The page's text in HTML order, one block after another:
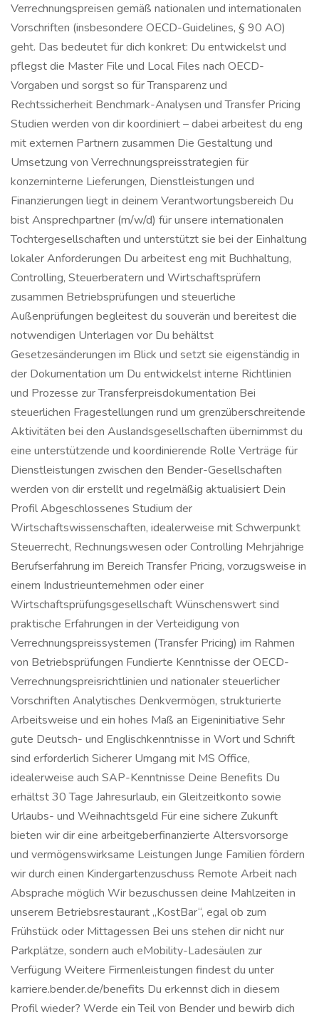
Verrechnungspreisen gemäß nationalen und internationalen
Vorschriften (insbesondere OECD-Guidelines, § 90 AO)
geht. Das bedeutet für dich konkret: Du entwickelst und
pflegst die Master File und Local Files nach OECD-
Vorgaben und sorgst so für Transparenz und
Rechtssicherheit Benchmark-Analysen und Transfer Pricing
Studien werden von dir koordiniert – dabei arbeitest du eng
mit externen Partnern zusammen Die Gestaltung und
Umsetzung von Verrechnungspreisstrategien für
konzerninterne Lieferungen, Dienstleistungen und
Finanzierungen liegt in deinem Verantwortungsbereich Du
bist Ansprechpartner (m/w/d) für unsere internationalen
Tochtergesellschaften und unterstützt sie bei der Einhaltung
lokaler Anforderungen Du arbeitest eng mit Buchhaltung,
Controlling, Steuerberatern und Wirtschaftsprüfern
zusammen Betriebsprüfungen und steuerliche
Außenprüfungen begleitest du souverän und bereitest die
notwendigen Unterlagen vor Du behältst
Gesetzesänderungen im Blick und setzt sie eigenständig in
der Dokumentation um Du entwickelst interne Richtlinien
und Prozesse zur Transferpreisdokumentation Bei
steuerlichen Fragestellungen rund um grenzüberschreitende
Aktivitäten bei den Auslandsgesellschaften übernimmst du
eine unterstützende und koordinierende Rolle Verträge für
Dienstleistungen zwischen den Bender-Gesellschaften
werden von dir erstellt und regelmäßig aktualisiert Dein
Profil Abgeschlossenes Studium der
Wirtschaftswissenschaften, idealerweise mit Schwerpunkt
Steuerrecht, Rechnungswesen oder Controlling Mehrjährige
Berufserfahrung im Bereich Transfer Pricing, vorzugsweise in
einem Industrieunternehmen oder einer
Wirtschaftsprüfungsgesellschaft Wünschenswert sind
praktische Erfahrungen in der Verteidigung von
Verrechnungspreissystemen (Transfer Pricing) im Rahmen
von Betriebsprüfungen Fundierte Kenntnisse der OECD-
Verrechnungspreisrichtlinien und nationaler steuerlicher
Vorschriften Analytisches Denkvermögen, strukturierte
Arbeitsweise und ein hohes Maß an Eigeninitiative Sehr
gute Deutsch- und Englischkenntnisse in Wort und Schrift
sind erforderlich Sicherer Umgang mit MS Office,
idealerweise auch SAP-Kenntnisse Deine Benefits Du
erhältst 30 Tage Jahresurlaub, ein Gleitzeitkonto sowie
Urlaubs- und Weihnachtsgeld Für eine sichere Zukunft
bieten wir dir eine arbeitgeberfinanzierte Altersvorsorge
und vermögenswirksame Leistungen Junge Familien fördern
wir durch einen Kindergartenzuschuss Remote Arbeit nach
Absprache möglich Wir bezuschussen deine Mahlzeiten in
unserem Betriebsrestaurant „KostBar“, egal ob zum
Frühstück oder Mittagessen Bei uns stehen dir nicht nur
Parkplätze, sondern auch eMobility-Ladesäulen zur
Verfügung Weitere Firmenleistungen findest du unter
karriere.bender.de/benefits Du erkennst dich in diesem
Profil wieder? Werde ein Teil von Bender und bewirb dich